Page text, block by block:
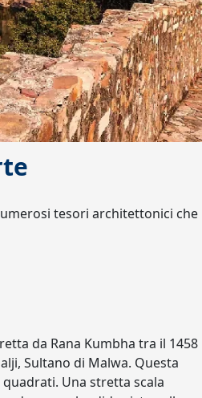
tesori architettonici che
da Rana Kumbha tra il 1458
Sultano di Malwa. Questa
Una stretta scala